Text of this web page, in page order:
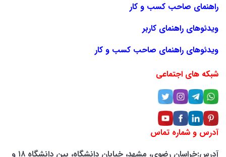
راهنمای صاحب کسب و کار
ویدئوهای راهنمای کاربر
ویدئوهای راهنمای صاحب کسب و کار
شبکه های اجتماعی
آدرس و شماره تماس
آدرس:خراسان رضوی، مشهد، خیابان دانشگاه، بین دانشگاه ۱۸ و